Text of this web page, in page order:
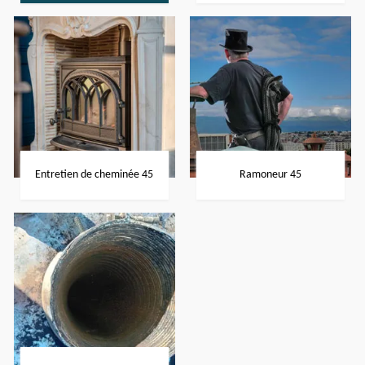
Entretien de cheminée 45 Ramoneur 45